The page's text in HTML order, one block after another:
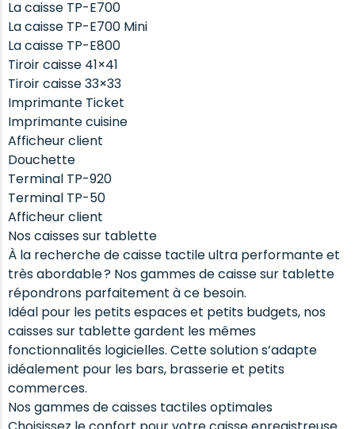
La caisse TP-E700
La caisse TP-E700 Mini
La caisse TP-E800
Tiroir caisse 41×41
Tiroir caisse 33×33
Imprimante Ticket
Imprimante cuisine
Afficheur client
Douchette
Terminal TP-920
Terminal TP-50
Afficheur client
Nos caisses sur tablette
À la recherche de caisse tactile ultra performante et
très abordable ? Nos gammes de caisse sur tablette
répondrons parfaitement à ce besoin.
Idéal pour les petits espaces et petits budgets, nos
caisses sur tablette gardent les mêmes
fonctionnalités logicielles. Cette solution s’adapte
idéalement pour les bars, brasserie et petits
commerces.
Nos gammes de caisses tactiles optimales